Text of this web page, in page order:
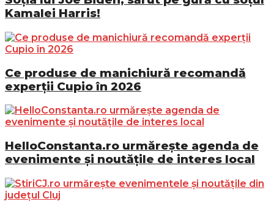
Kamalei Harris!
Ce produse de manichiură recomandă
experții Cupio în 2026
HelloConstanta.ro urmărește agenda de
evenimente și noutățile de interes local